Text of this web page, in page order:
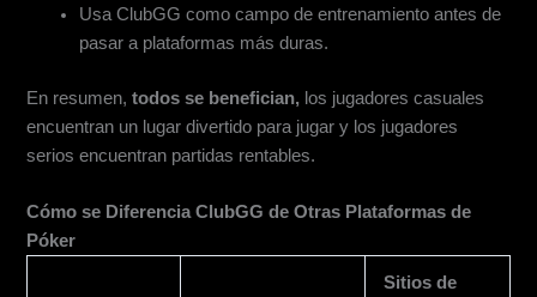
Usa ClubGG como campo de entrenamiento antes de
pasar a plataformas más duras.
En resumen,todos se benefician, los jugadores casuales
encuentran un lugar divertido para jugar y los jugadores
serios encuentran partidas rentables.
Cómo se Diferencia ClubGG de Otras Plataformas de
Póker
Sitios de